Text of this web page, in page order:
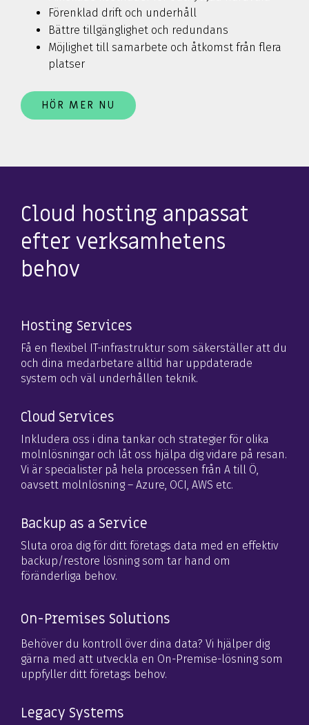
Förenklad drift och underhåll
Bättre tillgänglighet och redundans
Möjlighet till samarbete och åtkomst från flera
platser
HÖR MER NU
Cloud hosting anpassat
efter verksamhetens
behov
Hosting Services
Få en flexibel IT-infrastruktur som säkerställer att du
och dina medarbetare alltid har uppdaterade
system och väl underhållen teknik.
Cloud Services
Inkludera oss i dina tankar och strategier för olika
molnlösningar och låt oss hjälpa dig vidare på resan.
Vi är specialister på hela processen från A till Ö,
oavsett molnlösning – Azure, OCI, AWS etc.
Backup as a Service
Sluta oroa dig för ditt företags data med en effektiv
backup/restore lösning som tar hand om
föränderliga behov.
On-Premises Solutions
Behöver du kontroll över dina data? Vi hjälper dig
gärna med att utveckla en On-Premise-lösning som
uppfyller ditt företags behov.
Legacy Systems